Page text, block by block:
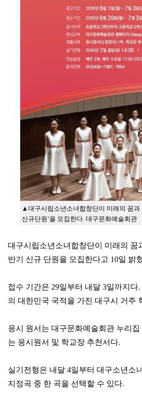
▲대구시립소년소녀합창단이 미래의 꿈과
신규단원’을 모집한다. 대구문화예술회관
대구시립소년소녀합창단이 미래의 꿈
반기 신규 단원을 모집한다고 10일 밝
접수 기간은 29일부터 내달 3일까지다
의 대한민국 국적을 가진 대구시 거주
응시 원서는 대구문화예술회관 누리
는 응시원서 및 학교장 추천서다.
실기전형은 내달 4일부터 대구소년소
지정곡 중 한 곡을 선택할 수 있다.